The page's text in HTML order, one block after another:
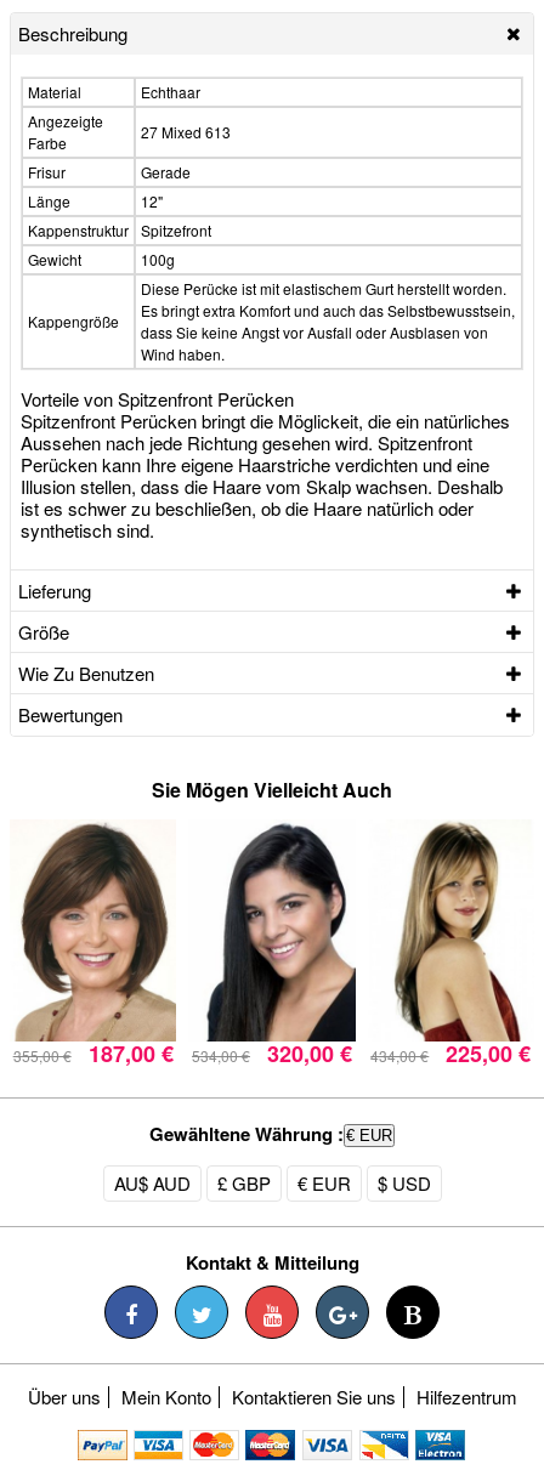
Beschreibung
Material
Echthaar
Angezeigte
Farbe
27 Mixed 613
Frisur
Gerade
Länge
12"
Kappenstruktur Spitzefront
Gewicht
100g
Kappengröße
Diese Perücke ist mit elastischem Gurt herstellt worden.
Es bringt extra Komfort und auch das Selbstbewusstsein,
dass Sie keine Angst vor Ausfall oder Ausblasen von
Wind haben.
Vorteile von Spitzenfront Perücken
Spitzenfront Perücken bringt die Möglickeit, die ein natürliches
Aussehen nach jede Richtung gesehen wird. Spitzenfront
Perücken kann Ihre eigene Haarstriche verdichten und eine
Illusion stellen, dass die Haare vom Skalp wachsen. Deshalb
ist es schwer zu beschließen, ob die Haare natürlich oder
synthetisch sind.
Lieferung
Größe
Wie Zu Benutzen
Bewertungen
Sie Mögen Vielleicht Auch
355,00 € 187,00 € 534,00 € 320,00 € 434,00 € 225,00 €
Gewähltene Währung : € EUR
AU$ AUD £ GBP € EUR $ USD
Kontakt & Mitteilung
Über uns Mein Konto Kontaktieren Sie uns Hilfezentrum